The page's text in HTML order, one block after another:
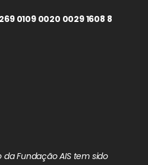
0109 0020 0029 1608 8
da Fundação AIS tem sido